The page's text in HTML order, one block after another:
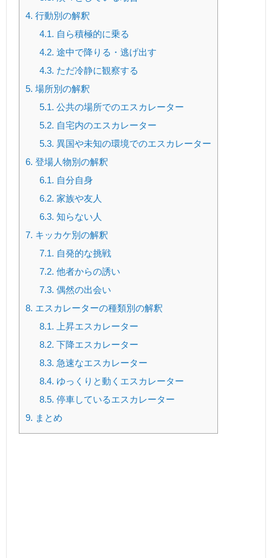
4. 行動別の解釈
4.1. 自ら積極的に乗る
4.2. 途中で降りる・逃げ出す
4.3. ただ冷静に観察する
5. 場所別の解釈
5.1. 公共の場所でのエスカレーター
5.2. 自宅内のエスカレーター
5.3. 異国や未知の環境でのエスカレーター
6. 登場人物別の解釈
6.1. 自分自身
6.2. 家族や友人
6.3. 知らない人
7. キッカケ別の解釈
7.1. 自発的な挑戦
7.2. 他者からの誘い
7.3. 偶然の出会い
8. エスカレーターの種類別の解釈
8.1. 上昇エスカレーター
8.2. 下降エスカレーター
8.3. 急速なエスカレーター
8.4. ゆっくりと動くエスカレーター
8.5. 停車しているエスカレーター
9. まとめ